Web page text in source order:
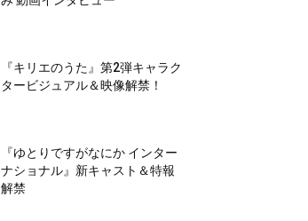
『キリエのうた』第2弾キャラク
タービジュアル＆映像解禁！
『ゆとりですがなにか インター
ナショナル』新キャスト＆特報
解禁